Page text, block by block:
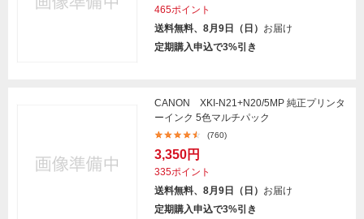
465ポイント
送料無料、8月9日（日） お届け
定期購入申込で3%引き
CANON XKI-N21+N20/5MP 純正プリンタ
ーインク 5色マルチパック
(760)
3,350円
335ポイント
送料無料、8月9日（日） お届け
定期購入申込で3%引き